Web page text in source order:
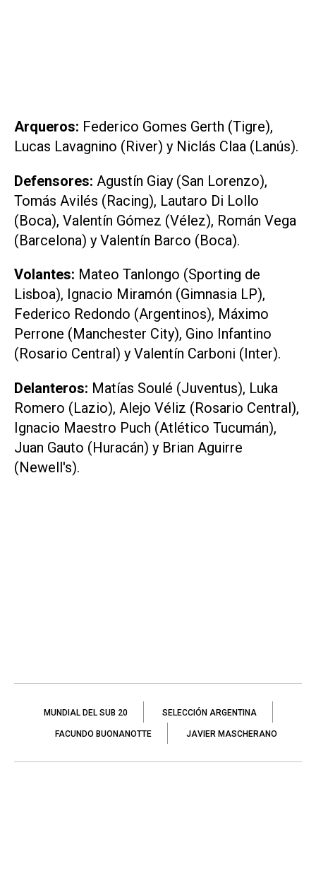
Arqueros: Federico Gomes Gerth (Tigre),
Lucas Lavagnino (River) y Niclás Claa (Lanús).
Defensores: Agustín Giay (San Lorenzo),
Tomás Avilés (Racing), Lautaro Di Lollo
(Boca), Valentín Gómez (Vélez), Román Vega
(Barcelona) y Valentín Barco (Boca).
Volantes: Mateo Tanlongo (Sporting de
Lisboa), Ignacio Miramón (Gimnasia LP),
Federico Redondo (Argentinos), Máximo
Perrone (Manchester City), Gino Infantino
(Rosario Central) y Valentín Carboni (Inter).
Delanteros: Matías Soulé (Juventus), Luka
Romero (Lazio), Alejo Véliz (Rosario Central),
Ignacio Maestro Puch (Atlético Tucumán),
Juan Gauto (Huracán) y Brian Aguirre
(Newell's).
MUNDIAL DEL SUB 20 SELECCIÓN ARGENTINA
FACUNDO BUONANOTTE JAVIER MASCHERANO